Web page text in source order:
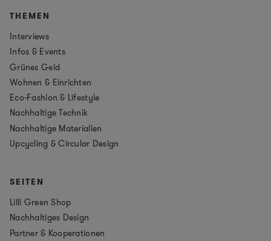
THEMEN
Interviews
Infos & Events
Grünes Geld
Wohnen & Einrichten
Eco-Fashion & Lifestyle
Nachhaltige Technik
Nachhaltige Materialien
Upcycling & Circular Design
SEITEN
Lilli Green Shop
Nachhaltiges Design
Partner & Kooperationen